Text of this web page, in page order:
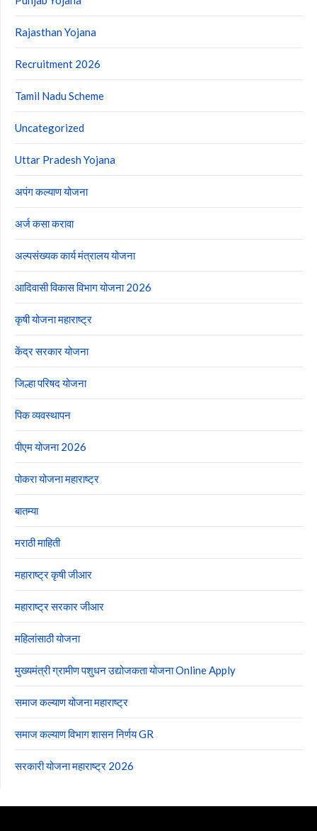
Rajasthan Yojana
Recruitment 2026
Tamil Nadu Scheme
Uncategorized
Uttar Pradesh Yojana
अपंग कल्याण योजना
अर्ज कसा करावा
अल्पसंख्यक कार्य मंत्रालय योजना
आदिवासी विकास विभाग योजना 2026
कृषी योजना महाराष्ट्र
केंद्र सरकार योजना
जिल्हा परिषद योजना
पिक व्यवस्थापन
पीएम योजना 2026
पोकरा योजना महाराष्ट्र
बातम्या
मराठी माहिती
महाराष्ट्र कृषी जीआर
महाराष्ट्र सरकार जीआर
महिलांसाठी योजना
मुख्यमंत्री ग्रामीण पशुधन उद्योजकता योजना Online Apply
समाज कल्याण योजना महाराष्ट्र
समाज कल्याण विभाग शासन निर्णय GR
सरकारी योजना महाराष्ट्र 2026